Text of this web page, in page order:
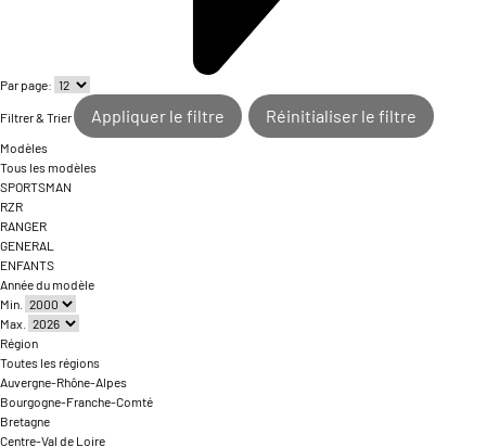
Par page:
Filtrer & Trier Appliquer le filtre Réinitialiser le filtre
Modèles
Tous les modèles
SPORTSMAN
RZR
RANGER
GENERAL
ENFANTS
Année du modèle
Min.
Max.
Région
Toutes les régions
Auvergne-Rhône-Alpes
Bourgogne-Franche-Comté
Bretagne
Centre-Val de Loire